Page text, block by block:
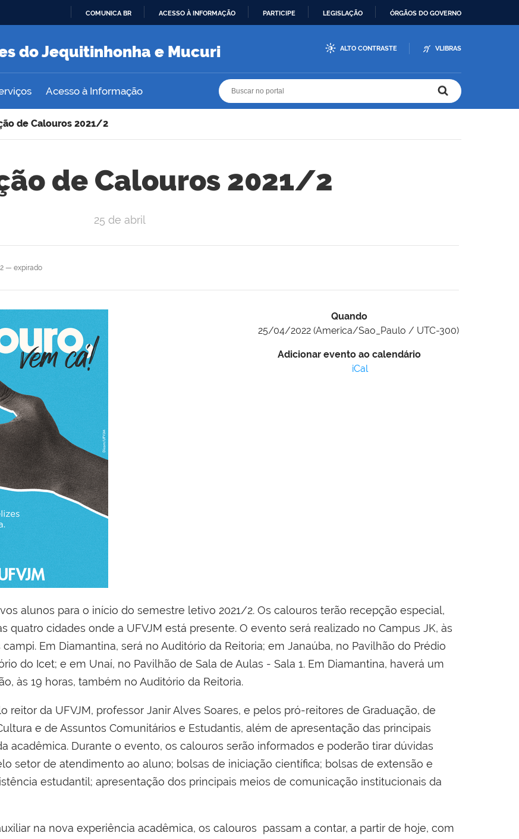
O
COMUNICA BR ACESSO À INFORMAÇÃO PARTICIPE LEGISLAÇÃO ÓRGÃOS DO GOVERNO
do Jequitinhonha e Mucuri ALTO CONTRASTE VLIBRAS
Acesso à Informação
de Calouros 2021/2
de Calouros 2021/2
— expirado
25 de abril
Quando
25/04/2022 (America/Sao_Paulo / UTC-300)
Adicionar evento ao calendário
iCal
alunos para o início do semestre letivo 2021/2. Os calouros terão recepção especial,
cidades onde a UFVJM está presente. O evento será realizado no Campus JK, às
Em Diamantina, será no Auditório da Reitoria; em Janaúba, no Pavilhão do Prédio
do Icet; e em Unaí, no Pavilhão de Sala de Aulas - Sala 1. Em Diamantina, haverá um
às 19 horas, também no Auditório da Reitoria.
da UFVJM, professor Janir Alves Soares, e pelos pró-reitores de Graduação, de
e de Assuntos Comunitários e Estudantis, além de apresentação das principais
acadêmica. Durante o evento, os calouros serão informados e poderão tirar dúvidas
setor de atendimento ao aluno; bolsas de iniciação científica; bolsas de extensão e
estudantil; apresentação dos principais meios de comunicação institucionais da
na nova experiência acadêmica, os calouros passam a contar, a partir de hoje, com